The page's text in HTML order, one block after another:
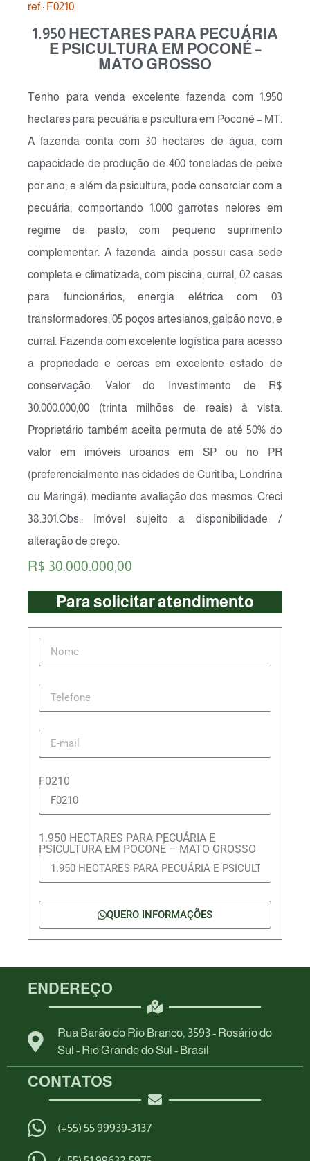
ref.: F0210
1.950 HECTARES PARA PECUÁRIA
E PSICULTURA EM POCONÉ –
MATO GROSSO
Tenho para venda excelente fazenda com 1.950
hectares para pecuária e psicultura em Poconé – MT.
A fazenda conta com 30 hectares de água, com
capacidade de produção de 400 toneladas de peixe
por ano, e além da psicultura, pode consorciar com a
pecuária, comportando 1.000 garrotes nelores em
regime de pasto, com pequeno suprimento
complementar. A fazenda ainda possui casa sede
completa e climatizada, com piscina, curral, 02 casas
para funcionários, energia elétrica com 03
transformadores, 05 poços artesianos, galpão novo, e
curral. Fazenda com excelente logística para acesso
a propriedade e cercas em excelente estado de
conservação. Valor do Investimento de R$
30.000.000,00 (trinta milhões de reais) à vista.
Proprietário também aceita permuta de até 50% do
valor em imóveis urbanos em SP ou no PR
(preferencialmente nas cidades de Curitiba, Londrina
ou Maringá). mediante avaliação dos mesmos. Creci
38.301.Obs.: Imóvel sujeito a disponibilidade /
alteração de preço.
R$ 30.000.000,00
Para solicitar atendimento
F0210
1.950 HECTARES PARA PECUÁRIA E
PSICULTURA EM POCONÉ – MATO GROSSO
QUERO INFORMAÇÕES
ENDEREÇO
Rua Barão do Rio Branco, 3593 - Rosário do
Sul - Rio Grande do Sul - Brasil
CONTATOS
(+55) 55 99939-3137